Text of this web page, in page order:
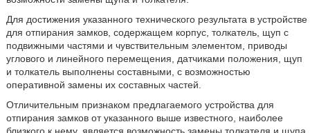
Для достижения указанного технического результата в устройстве
для отпирания замков, содержащем корпус, толкатель, щуп с
подвижными частями и чувствительным элементом, приводы
углового и линейного перемещения, датчиками положения, щуп
и толкатель выполнены составными, с возможностью
оперативной замены их составных частей.
Отличительным признаком предлагаемого устройства для
отпирания замков от указанного выше известного, наиболее